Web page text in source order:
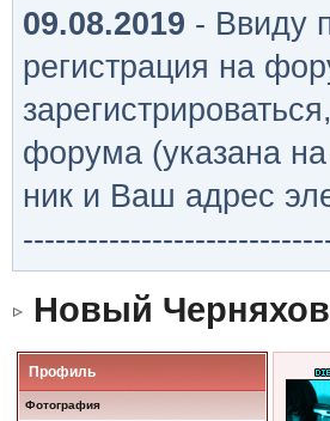
09.08.2019 - Ввиду
регистрация на
форума (указана
ник и Ваш адрес
Новый
Профиль
Фотография